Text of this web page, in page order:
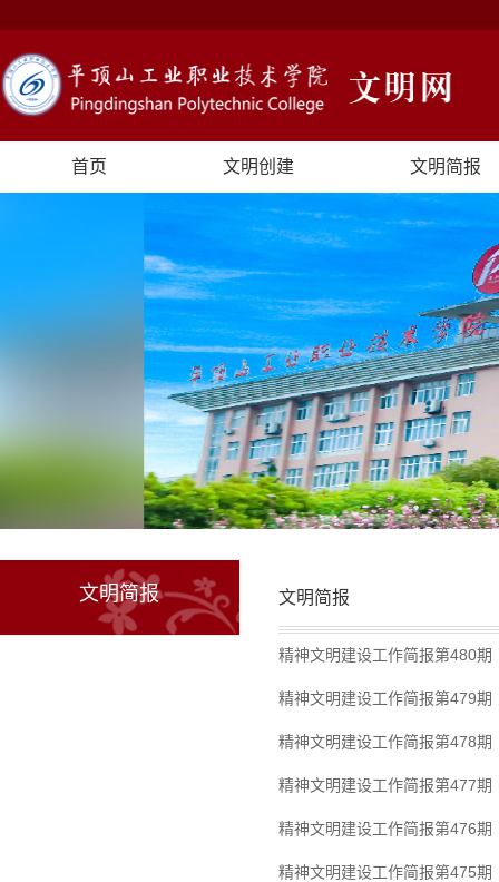
首页 文明创建 文明简报
文明简报 文明简报
精神文明建设工作简报第480期
精神文明建设工作简报第479期
精神文明建设工作简报第478期
精神文明建设工作简报第477期
精神文明建设工作简报第476期
精神文明建设工作简报第475期